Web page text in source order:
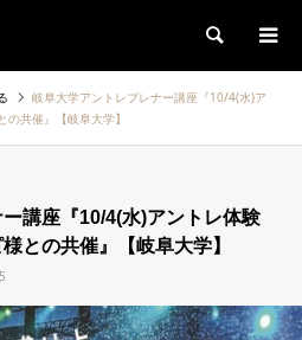
検索
岐阜大学アントレプレナー講座『10/4(水)ア
共催』【岐阜大学】
講座『10/4(水)アントレ体験
との共催』【岐阜大学】